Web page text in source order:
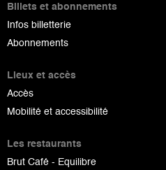
Billets et abonnements
Infos billetterie
Abonnements
Lieux et accès
Accès
Mobilité et accessibilité
Les restaurants
Brut Café - Equilibre